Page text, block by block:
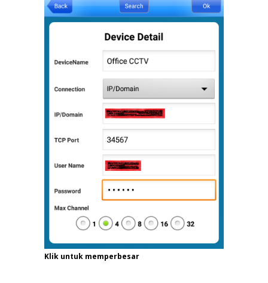
Klik untuk memperbesar